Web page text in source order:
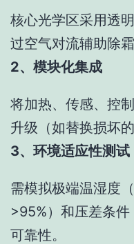
核心光学区采用透
过空气对流辅助除
2、模块化集成
将加热、传感、控
升级（如替换损坏
3、环境适应性测试
需模拟极端温湿
>95%）和压差条
可靠性。